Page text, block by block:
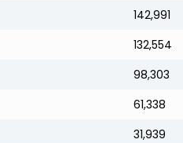
142,991
132,554
98,303
61,338
31,939